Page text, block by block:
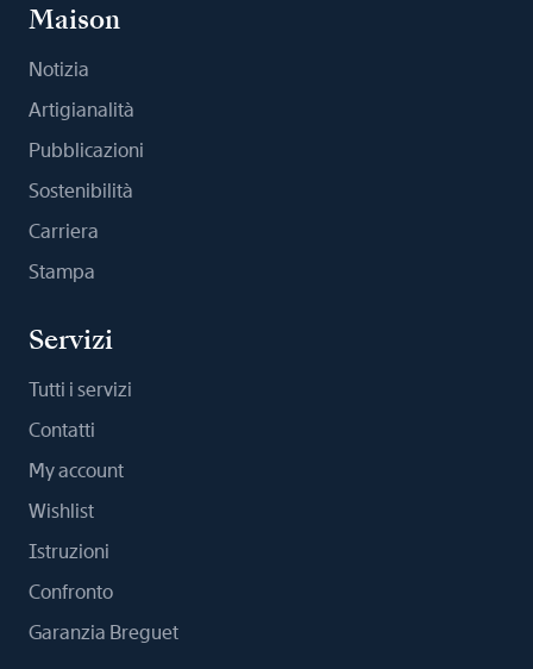
Maison
Notizia
Artigianalità
Pubblicazioni
Sostenibilità
Carriera
Stampa
Servizi
Tutti i servizi
Contatti
My account
Wishlist
Istruzioni
Confronto
Garanzia Breguet